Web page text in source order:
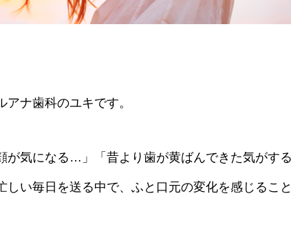
ナ歯科のユキです。
が気になる…」「昔より歯が黄ばんできた気がす
しい毎日を送る中で、ふと口元の変化を感じるこ